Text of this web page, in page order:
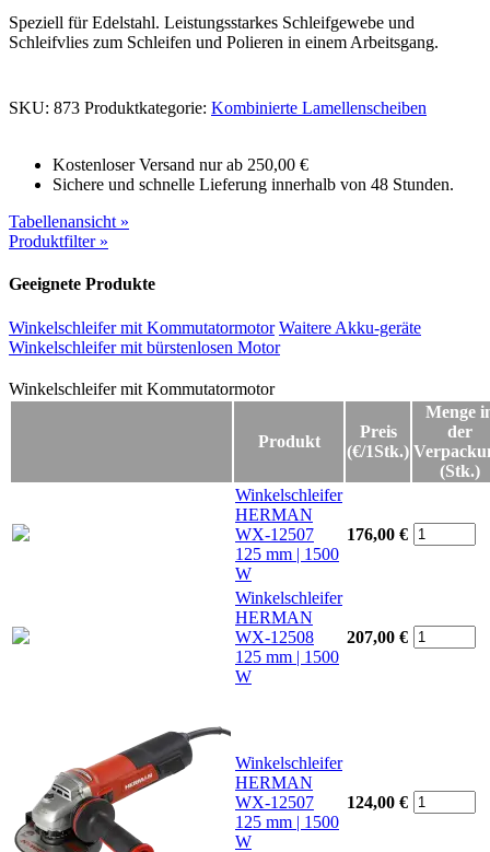
Speziell für Edelstahl. Leistungsstarkes Schleifgewebe und
Schleifvlies zum Schleifen und Polieren in einem Arbeitsgang.
SKU: 873 Produktkategorie: Kombinierte Lamellenscheiben
Kostenloser Versand nur ab 250,00 €
Sichere und schnelle Lieferung innerhalb von 48 Stunden.
Tabellenansicht »
Produktfilter »
Geeignete Produkte
Winkelschleifer mit Kommutatormotor Waitere Akku-geräte
Winkelschleifer mit bürstenlosen Motor
Winkelschleifer mit Kommutatormotor
Winkelschleifer mit Kommutatormotor
Produkt
Preis
(€/1Stk.)
Menge
der
(Stk.)
Winkelschleifer
HERMAN
WX-12507
125 mm | 1500
W
176,00 €
Winkelschleifer
HERMAN
WX-12508
125 mm | 1500
W
207,00 €
Winkelschleifer
HERMAN
WX-12507
125 mm | 1500
W
124,00 €